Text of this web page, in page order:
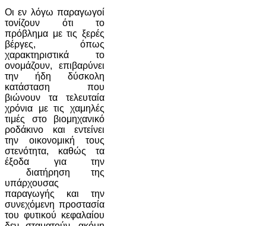
Οι εν λόγω παραγωγοί
τονίζουν ότι το
πρόβλημα με τις ξερές
βέργες, όπως
χαρακτηριστικά το
ονομάζουν, επιβαρύνει
την ήδη δύσκολη
κατάσταση που
βιώνουν τα τελευταία
χρόνια με τις χαμηλές
τιμές στο βιομηχανικό
ροδάκινο και εντείνει
την οικονομική τους
στενότητα, καθώς τα
έξοδα για την
διατήρηση της
υπάρχουσας
παραγωγής και την
συνεχόμενη προστασία
του φυτικού κεφαλαίου